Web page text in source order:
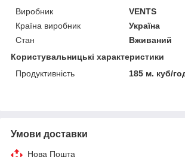
Виробник
VENTS
Країна виробник
Україна
Стан
Вживаний
Користувальницькі характеристики
Продуктивність
185 м. куб/
Умови доставки
Нова Пошта